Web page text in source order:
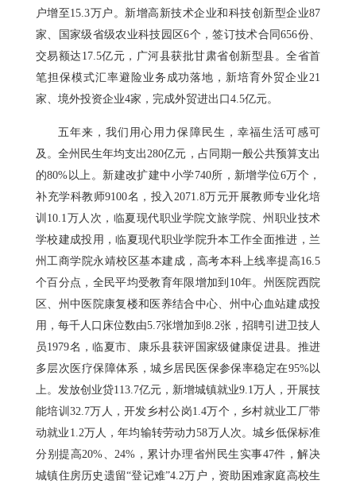
户增至15.3万户。新增高新技术企业和科技创新型企业87
家、国家级省级农业科技园区6个，签订技术合同656份、
交易额达17.5亿元，广河县获批甘肃省创新型县。全省首
笔担保模式汇率避险业务成功落地，新培育外贸企业21
家、境外投资企业4家，完成外贸进出口4.5亿元。
五年来，我们用心用力保障民生，幸福生活可感可
及。全州民生年均支出280亿元，占同期一般公共预算支出
的80%以上。新建改扩建中小学740所，新增学位6万个，
补充学科教师9100名，投入2071.8万元开展教师专业化培
训10.1万人次，临夏现代职业学院文旅学院、州职业技术
学校建成投用，临夏现代职业学院升本工作全面推进，兰
州工商学院永靖校区基本建成，高考本科上线率提高16.5
个百分点，全民平均受教育年限增加到10年。州医院西院
区、州中医院康复楼和医养结合中心、州中心血站建成投
用，每千人口床位数由5.7张增加到8.2张，招聘引进卫技人
员1979名，临夏市、康乐县获评国家级健康促进县。推进
多层次医疗保障体系，城乡居民医保参保率稳定在95%以
上。发放创业贷113.7亿元，新增城镇就业9.1万人，开展技
能培训32.7万人，开发乡村公岗1.4万个，乡村就业工厂带
动就业1.2万人，年均输转劳动力58万人次。城乡低保标准
分别提高20%、24%，累计办理省州民生实事47件，解决
城镇住房历史遗留“登记难”4.2万户，资助困难家庭高校生